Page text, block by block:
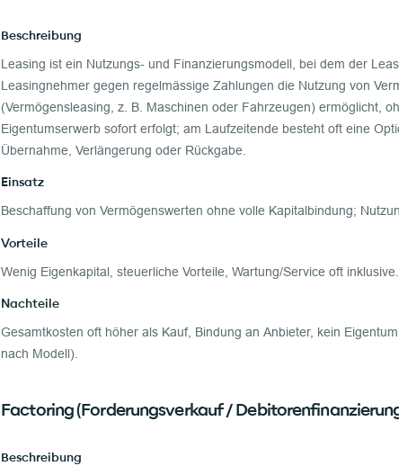
Beschreibung
Leasing ist ein Nutzungs- und Finanzierungsmodell, bei dem der
Leasingnehmer gegen regelmässige Zahlungen die Nutzung von
(Vermögensleasing, z. B. Maschinen oder Fahrzeugen) ermöglicht,
Eigentumserwerb sofort erfolgt; am Laufzeitende besteht oft eine
Übernahme, Verlängerung oder Rückgabe.
Einsatz
Beschaffung von Vermögenswerten ohne volle Kapitalbindung;
Vorteile
Wenig Eigenkapital, steuerliche Vorteile, Wartung/Service oft inklusive.
Nachteile
Gesamtkosten oft höher als Kauf, Bindung an Anbieter, kein
nach Modell).
Factoring (Forderungsverkauf /
Beschreibung